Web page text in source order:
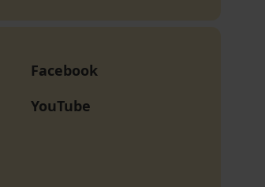
Facebook
YouTube